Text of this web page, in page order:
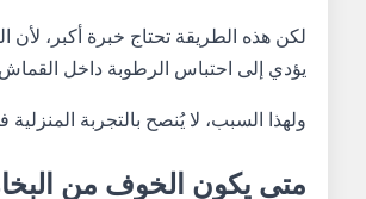
لكن هذه الطريقة تحتاج خبرة أكبر، لأن
يؤدي إلى احتباس الرطوبة داخل
ولهذا السبب، لا يُنصح بالتجربة
متى يكون الخوف من